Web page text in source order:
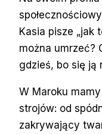
Kasia pisze „jak
można umrzeć?
gdzieś, bo się ją
W Maroku
strojów: od
zakrywający